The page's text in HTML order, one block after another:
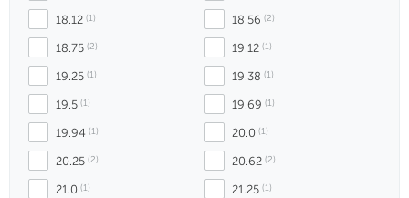
18.12 (1) 18.56 (2)
18.75 (2) 19.12 (1)
19.25 (1) 19.38 (1)
19.5 (1) 19.69 (1)
19.94 (1) 20.0 (1)
20.25 (2) 20.62 (2)
21.0 (1) 21.25 (1)